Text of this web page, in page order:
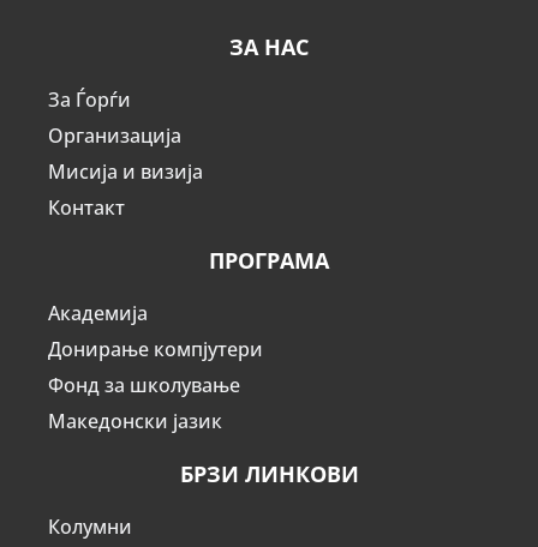
ЗА НАС
За Ѓорѓи
Организација
Мисија и визија
Контакт
ПРОГРАМА
Академија
Донирање компјутери
Фонд за школување
Македонски јазик
БРЗИ ЛИНКОВИ
Колумни